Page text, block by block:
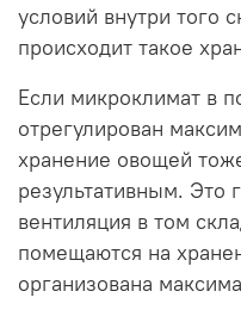
условий внутри того
происходит такое
Если микроклимат в
отрегулирован
хранение овощей
результативным. Это
вентиляция в том
помещаются на
организована